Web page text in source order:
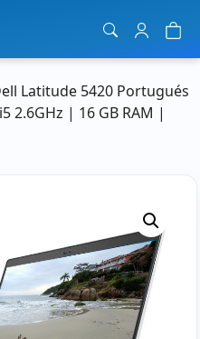
Latitude 5420 Portugués
2.6GHz | 16 GB RAM |